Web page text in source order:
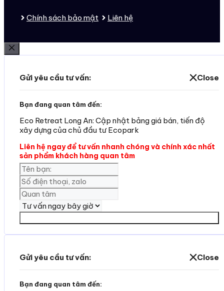
Chính sách bảo mật Liên hệ
Đóng
Gửi yêu cầu tư vấn: Close
Bạn đang quan tâm đến:
Eco Retreat Long An: Cập nhật bảng giá bán, tiến độ
xây dựng của chủ đầu tư Ecopark
Liên hệ ngay để tư vấn nhanh chóng và chính xác nhất
sản phẩm khách hàng quan tâm
Gửi yêu cầu tư vấn: Close
Bạn đang quan tâm đến: